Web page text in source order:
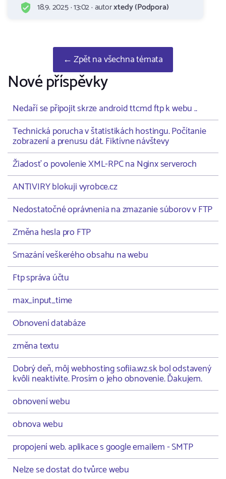
18.9. 2025 · 13:02 · autorxtedy (Podpora)
← Zpět na všechna témata
Nové příspěvky
Nedaří se připojit skrze android ttcmd ftp k webu ..
Technická porucha v štatistikách hostingu. Počítanie
zobrazení a prenusu dát. Fiktívne návštevy
Žiadosť o povolenie XML-RPC na Nginx serveroch
ANTIVIRY blokuji vyrobce.cz
Nedostatočné oprávnenia na zmazanie súborov v FTP
Změna hesla pro FTP
Smazání veškerého obsahu na webu
Ftp správa účtu
max_input_time
Obnovení databáze
změna textu
Dobrý deň, môj webhosting sofiia.wz.sk bol odstavený
kvôli neaktivite. Prosím o jeho obnovenie. Ďakujem.
obnovení webu
obnova webu
propojení web. aplikace s google emailem - SMTP
Nelze se dostat do tvůrce webu